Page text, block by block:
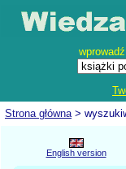
Strona główna>
English version